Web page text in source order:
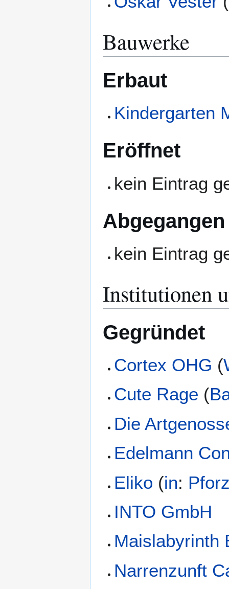
Bauwerke
Erbaut
Kindergarten
Eröffnet
kein Eintrag
Abgegangen
kein Eintrag
Institutionen
Gegründet
Cortex OHG (
Cute Rage (
Die
Edelmann
Eliko (in:
INTO GmbH
Maislabyrinth
Narrenzunft